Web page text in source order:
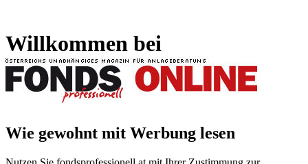
Willkommen bei
Wie gewohnt mit Werbung lesen